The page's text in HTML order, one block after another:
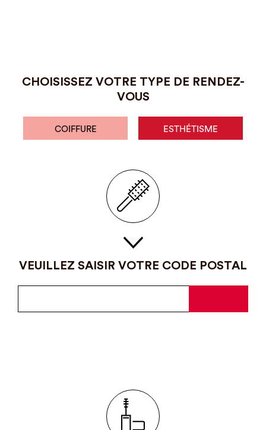
CHOISISSEZ VOTRE TYPE DE RENDEZ-
VOUS
COIFFURE ESTHÉTISME
VEUILLEZ SAISIR VOTRE CODE POSTAL